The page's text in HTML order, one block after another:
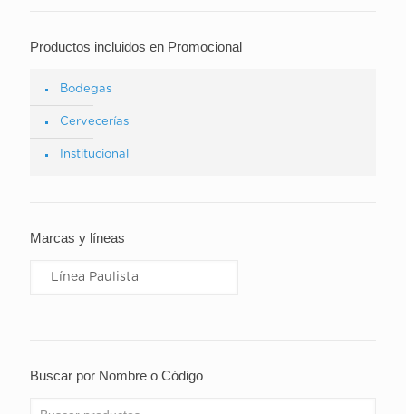
Productos incluidos en Promocional
Bodegas
Cervecerías
Institucional
Marcas y líneas
Buscar por Nombre o Código